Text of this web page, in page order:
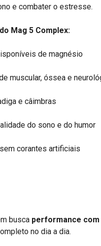
e combater o estresse.
Mag 5 Complex:
de magnésio
muscular, óssea e
e câimbras
do sono e do humor
corantes artificiais
busca performance
no dia a dia.